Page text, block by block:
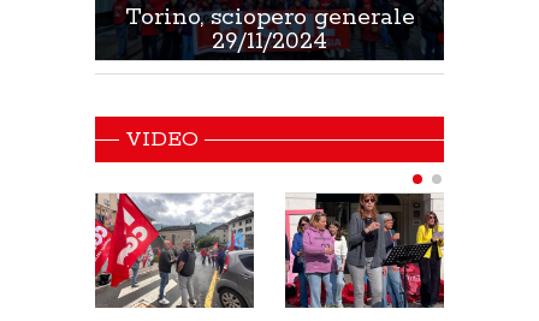
Torino, sciopero generale
29/11/2024
VIDEO